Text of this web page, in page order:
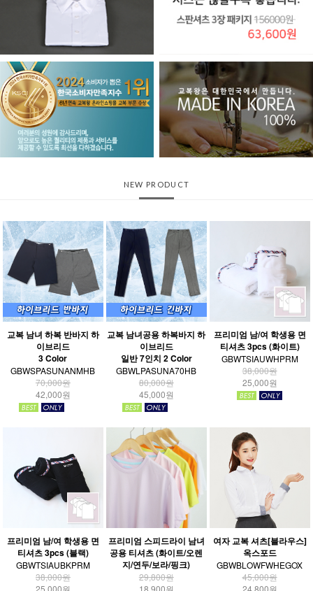
NEW PRODUCT
교복 남녀 하복 반바지 하
이브리드
3 Color
GBWSPASUNANMHB
70,000원
42,000원
교복 남녀공용 하복바지 하
이브리드
일반 7인치 2 Color
GBWLPASUNA70HB
80,000원
45,000원
프리미엄 남/여 학생용 면
티셔츠 3pcs (화이트)
GBWTSIAUWHPRM
38,000원
25,000원
프리미엄 남/여 학생용 면
티셔츠 3pcs (블랙)
GBWTSIAUBKPRM
38,000원
25,000원
프리미엄 스피드라이 남녀
공용 티셔츠 (화이트/오렌
지/연두/보라/핑크)
29,800원
18,900원
여자 교복 셔츠[블라우스]
옥스포드
GBWBLOWFWHEGOX
45,000원
24,800원